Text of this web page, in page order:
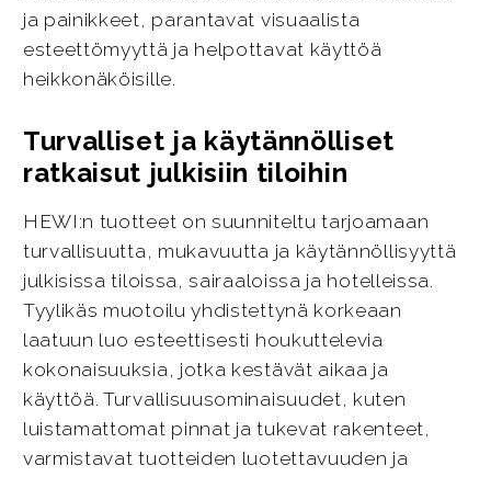
ja painikkeet, parantavat visuaalista
esteettömyyttä ja helpottavat käyttöä
heikkonäköisille.
Turvalliset ja käytännölliset
ratkaisut julkisiin tiloihin
HEWI:n tuotteet on suunniteltu tarjoamaan
turvallisuutta, mukavuutta ja käytännöllisyyttä
julkisissa tiloissa, sairaaloissa ja hotelleissa.
Tyylikäs muotoilu yhdistettynä korkeaan
laatuun luo esteettisesti houkuttelevia
kokonaisuuksia, jotka kestävät aikaa ja
käyttöä. Turvallisuusominaisuudet, kuten
luistamattomat pinnat ja tukevat rakenteet,
varmistavat tuotteiden luotettavuuden ja